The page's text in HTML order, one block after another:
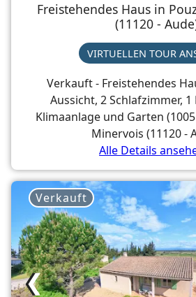
Freistehendes Haus in
(11120 -
VIRTUELLEN TOUR
Verkauft - Freistehendes
Aussicht, 2 Schlafzimmer, 1
Klimaanlage und Garten
Minervois (11120 -
Alle Details
❮
Verkauft